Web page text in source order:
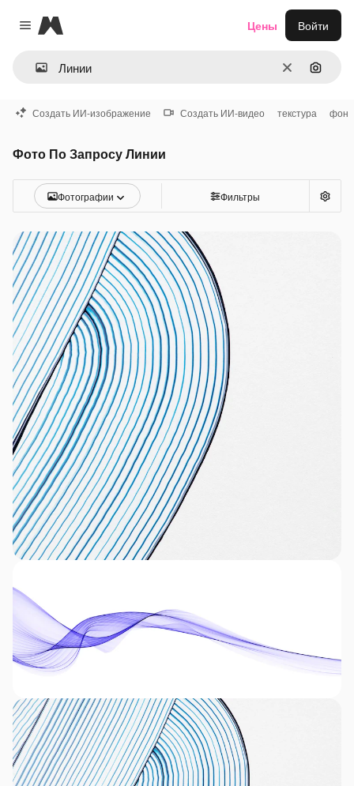
Close menu
Magnific
ОчиститьПоиск
Цены Войти
Создать ИИ-изображение Создать ИИ-видео текстура фон
Фото По Запросу Линии
Фотографии Фильтры